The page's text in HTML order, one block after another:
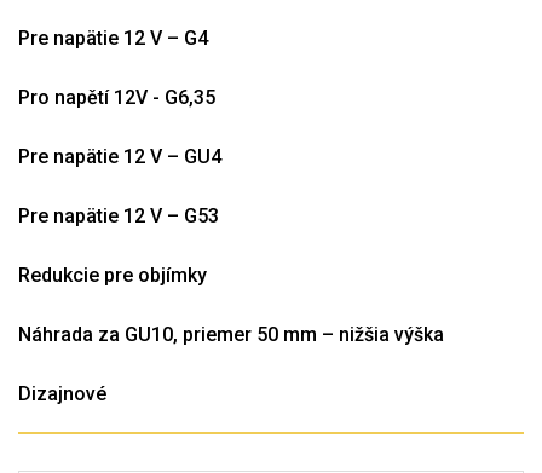
Pre napätie 12 V – G4
Pro napětí 12V - G6,35
Pre napätie 12 V – GU4
Pre napätie 12 V – G53
Redukcie pre objímky
Náhrada za GU10, priemer 50 mm – nižšia výška
Dizajnové